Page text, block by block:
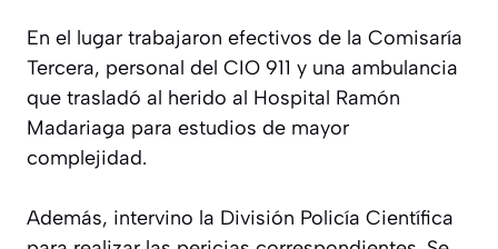
En el lugar trabajaron efectivos de la Comisaría
Tercera, personal del CIO 911 y una ambulancia
que trasladó al herido al Hospital Ramón
Madariaga para estudios de mayor
complejidad.
Además, intervino la División Policía Científica